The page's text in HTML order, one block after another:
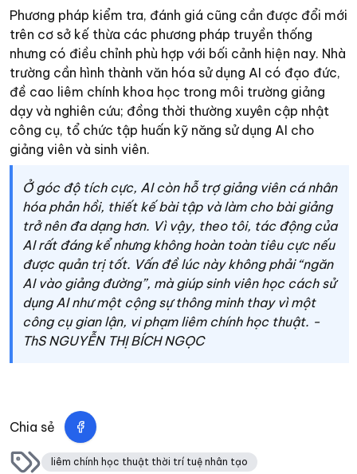
Phương pháp kiểm tra, đánh giá cũng cần được đổi mới
trên cơ sở kế thừa các phương pháp truyền thống
nhưng có điều chỉnh phù hợp với bối cảnh hiện nay. Nhà
trường cần hình thành văn hóa sử dụng AI có đạo đức,
đề cao liêm chính khoa học trong môi trường giảng
dạy và nghiên cứu; đồng thời thường xuyên cập nhật
công cụ, tổ chức tập huấn kỹ năng sử dụng AI cho
giảng viên và sinh viên.
Ở góc độ tích cực, AI còn hỗ trợ giảng viên cá nhân
hóa phản hồi, thiết kế bài tập và làm cho bài giảng
trở nên đa dạng hơn. Vì vậy, theo tôi, tác động của
AI rất đáng kể nhưng không hoàn toàn tiêu cực nếu
được quản trị tốt. Vấn đề lúc này không phải “ngăn
AI vào giảng đường”, mà giúp sinh viên học cách sử
dụng AI như một cộng sự thông minh thay vì một
công cụ gian lận, vi phạm liêm chính học thuật. -
ThS NGUYỄN THỊ BÍCH NGỌC
Chia sẻ
liêm chính học thuật thời trí tuệ nhân tạo